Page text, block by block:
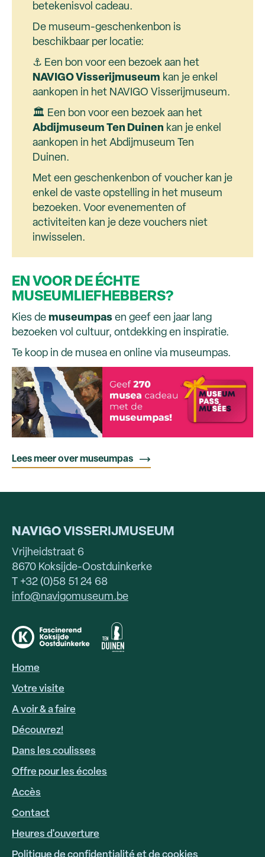
betekenisvol cadeau.
De museum-geschenkenbon is
beschikbaar per locatie:
⚓ Een bon voor een bezoek aan het
NAVIGO Visserijmuseum kan je enkel
aankopen in het NAVIGO Visserijmuseum.
🏛 Een bon voor een bezoek aan het
Abdijmuseum Ten Duinen kan je enkel
aankopen in het Abdijmuseum Ten
Duinen.
Met een geschenkenbon of voucher kan je
enkel de vaste opstelling in het museum
bezoeken. Voor evenementen of
activiteiten kan je deze vouchers niet
inwisselen.
EN VOOR DE ÉCHTE
MUSEUMLIEFHEBBERS?
Kies de museumpas en geef een jaar lang
bezoeken vol cultuur, ontdekking en inspiratie.
Te koop in de musea en online via museumpas.
Lees meer over museumpas
NAVIGOVISSERIJMUSEUM
Vrijheidstraat 6
8670 Koksijde-Oostduinkerke
T +32 (0)58 51 24 68
info@navigomuseum.be
HOOFDNAVIGATIE
FR
Home
Votre visite
A voir & a faire
Découvrez!
Dans les coulisses
Offre pour les écoles
FOOTER
LINKS
Accès
Contact
Heures d'ouverture
Politique de confidentialité et de cookies